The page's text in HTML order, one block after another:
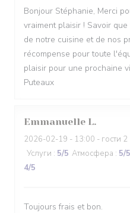
Bonjour Stéphanie, Merci
vraiment plaisir ! Savoir
de notre cuisine et de nos
récompense pour toute
plaisir pour une prochaine
Puteaux
Emmanuelle L
2026-02-19 - 13:00 - гости 2
Услуги : 5/5 Атмосфера : 5/5
4/5
Toujours frais et bon.